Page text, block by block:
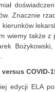
Znacznie
kierunków
wiemy także z
COVID-
edycji ELA